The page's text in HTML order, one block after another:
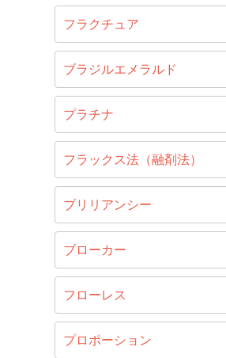
フラクチュア
ブラジルエメラルド
プラチナ
フラックス法（融剤法）
ブリリアンシー
ブローカー
フローレス
プロポーション